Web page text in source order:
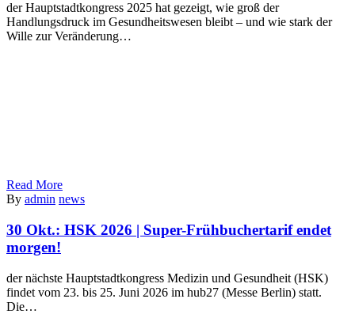
der Hauptstadtkongress 2025 hat gezeigt, wie groß der
Handlungsdruck im Gesundheitswesen bleibt – und wie stark der
Wille zur Veränderung…
Read More
By admin news
30 Okt.: HSK 2026 | Super-Frühbuchertarif endet
morgen!
der nächste Hauptstadtkongress Medizin und Gesundheit (HSK)
findet vom 23. bis 25. Juni 2026 im hub27 (Messe Berlin) statt.
Die…